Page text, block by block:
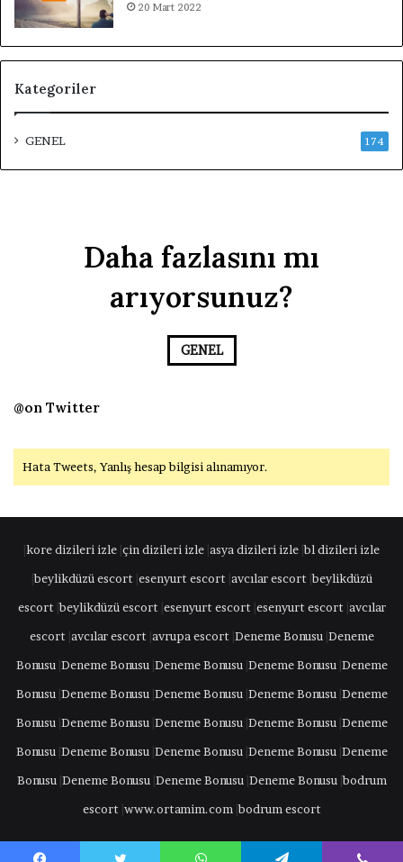
20 Mart 2022
Kategoriler
GENEL 174
Daha fazlasını mı
arıyorsunuz?
GENEL
@on Twitter
Hata Tweets, Yanlış hesap bilgisi alınamıyor.
kore dizileri izle çin dizileri izle asya dizileri izle |bl dizileri izle
|beylikdüzü escort esenyurt escort avcılar escort |beylikdüzü
escort |beylikdüzü escort esenyurt escort esenyurt escort avcılar
escort avcılar escort avrupa escort Deneme Bonusu| Deneme
Bonusu| Deneme Bonusu| Deneme Bonusu| Deneme Bonusu| Deneme
Bonusu| Deneme Bonusu| Deneme Bonusu| Deneme Bonusu| Deneme
Bonusu| Deneme Bonusu| Deneme Bonusu| Deneme Bonusu| Deneme
Bonusu| Deneme Bonusu| Deneme Bonusu| Deneme Bonusu| Deneme
Bonusu| Deneme Bonusu| Deneme Bonusu| Deneme Bonusu|bodrum
escort www.ortamim.com|bodrum escort